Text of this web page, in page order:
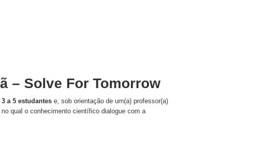
– Solve For Tomorrow
a 5 estudantes e, sob orientação de um(a) professor(a)
qual o conhecimento científico dialogue com a